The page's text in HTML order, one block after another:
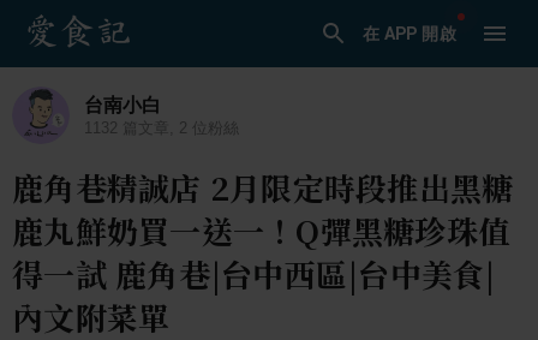
在 APP 開啟
台南小白
1132 篇文章, 2 位粉絲
鹿角巷精誠店 2月限定時段推出黑糖
鹿丸鮮奶買一送一！Q彈黑糖珍珠值
得一試 鹿角巷|台中西區|台中美食|
內文附菜單